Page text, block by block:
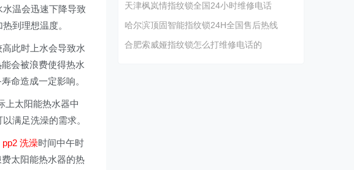
温会迅速下降导致
热到理想温度。
此时上水会导致水
会被浪费使得热水
命造成一定影响。
上太阳能热水器中
满足洗澡的需求。
洗澡时间中午时
太阳能热水器的热
天津枫岚情指纹锁全国24小时维修电话
哈尔滨顶固智能指纹锁24H全国售后热线
合肥索威娅指纹锁怎么打维修电话的